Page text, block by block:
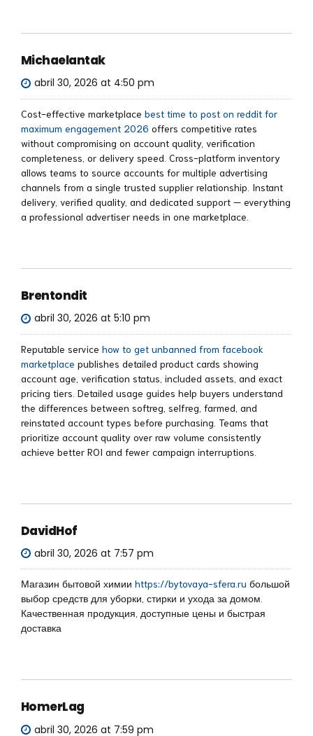
Michaelantak
abril 30, 2026 at 4:50 pm
Cost-effective marketplace best time to post on reddit for
maximum engagement 2026 offers competitive rates
without compromising on account quality, verification
completeness, or delivery speed. Cross-platform inventory
allows teams to source accounts for multiple advertising
channels from a single trusted supplier relationship. Instant
delivery, verified quality, and dedicated support — everything
a professional advertiser needs in one marketplace.
Brentondit
abril 30, 2026 at 5:10 pm
Reputable service how to get unbanned from facebook
marketplace publishes detailed product cards showing
account age, verification status, included assets, and exact
pricing tiers. Detailed usage guides help buyers understand
the differences between softreg, selfreg, farmed, and
reinstated account types before purchasing. Teams that
prioritize account quality over raw volume consistently
achieve better ROI and fewer campaign interruptions.
DavidHof
abril 30, 2026 at 7:57 pm
Магазин бытовой химии https://bytovaya-sfera.ru большой
выбор средств для уборки, стирки и ухода за домом.
Качественная продукция, доступные цены и быстрая
доставка
HomerLag
abril 30, 2026 at 7:59 pm